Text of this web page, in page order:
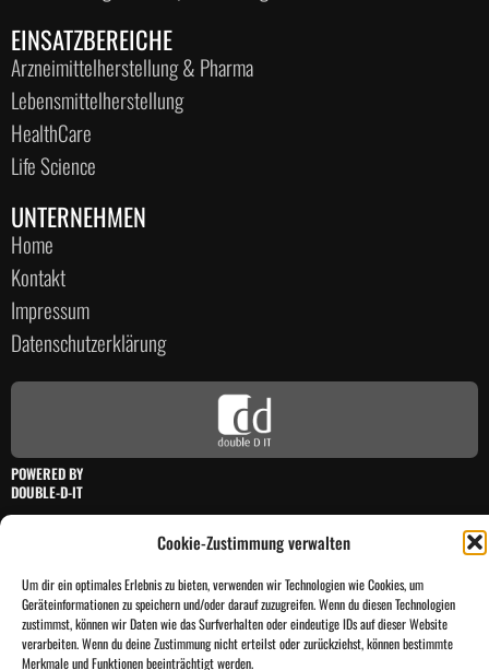
Cookie-Zustimmung verwalten
Um dir ein optimales Erlebnis zu bieten, verwenden wir Technologien wie Cookies, um
Geräteinformationen zu speichern und/oder darauf zuzugreifen. Wenn du diesen Technologien
zustimmst, können wir Daten wie das Surfverhalten oder eindeutige IDs auf dieser Website
verarbeiten. Wenn du deine Zustimmung nicht erteilst oder zurückziehst, können bestimmte
Merkmale und Funktionen beeinträchtigt werden.
EINSATZBEREICHE
Arzneimittelherstellung & Pharma
Lebensmittelherstellung
HealthCare
Life Science
UNTERNEHMEN
Home
Kontakt
Impressum
Datenschutzerklärung
POWERED BY
DOUBLE-D-IT
double-D MONITORING – Powered by double-D-IT